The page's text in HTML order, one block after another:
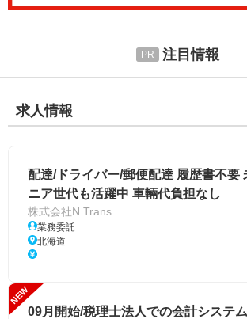
注目情報
求人情報
配達/ドライバー/郵便配達 履歴書不要
ニア世代も活躍中 車輛代負担なし
株式会社N.Trans
業務委託
北海道
NEW
09月開始/税理士法人での会計システ